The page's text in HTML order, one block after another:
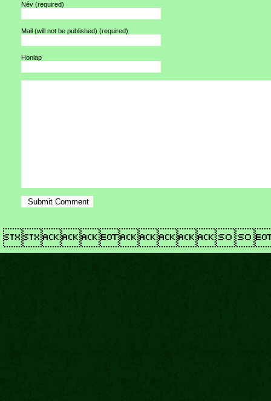
Név (required)
Mail (will not be published) (required)
Honlap